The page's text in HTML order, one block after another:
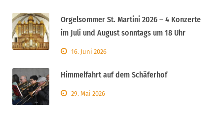
Orgelsommer St. Martini 2026 – 4 Konzerte
im Juli und August sonntags um 18 Uhr
16. Juni 2026
Himmelfahrt auf dem Schäferhof
29. Mai 2026